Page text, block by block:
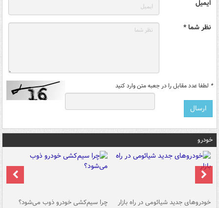
ایمیل
نظر شما *
* لطفا عدد مقابل را در جعبه متن وارد کنید
خودرو
خودروهای جدید شیائومی در راه بازار چرا سیم‌کشی خودرو ذوب می‌شود؟